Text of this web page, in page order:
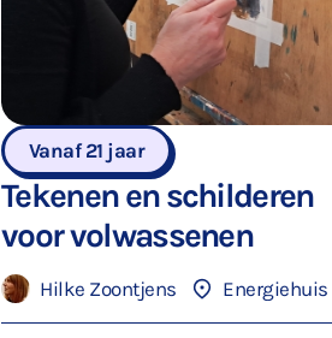
Vanaf 21 jaar
Tekenen en schilderen
voor volwassenen
Hilke Zoontjens